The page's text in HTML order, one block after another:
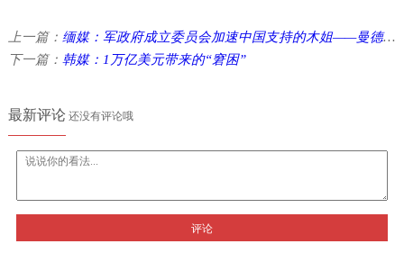
上一篇： 缅媒：军政府成立委员会加速中国支持的木姐——曼德勒铁路 ...
下一篇： 韩媒：1万亿美元带来的“窘困”
最新评论还没有评论哦
评论